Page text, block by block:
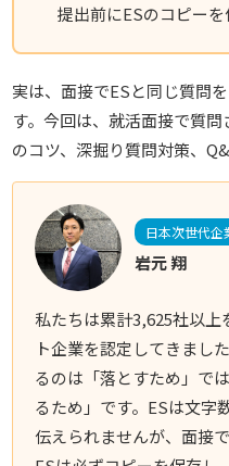
提出前にESのコピー
実は、面接でESと同じ質問
す。今回は、就活面接で質
のコツ、深掘り質問対策、
日本次世代企
岩元 翔
私たちは累計3,625社以上
ト企業を認定してきまし
るのは「落とすため」で
るため」です。ESは文字
伝えられませんが、面接